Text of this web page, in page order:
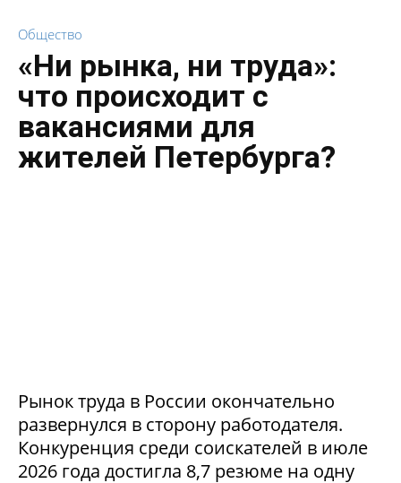
Общество
«Ни рынка, ни труда»:
что происходит с
вакансиями для
жителей Петербурга?
Рынок труда в России окончательно
развернулся в сторону работодателя.
Конкуренция среди соискателей в июле
2026 года достигла 8,7 резюме на одну